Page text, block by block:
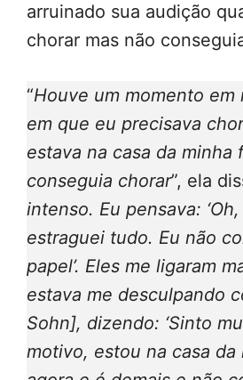
arruinado sua audição
chorar mas não
“Houve um momento em
em que eu precisava
estava na casa da minha
conseguia chorar”, ela
intenso. Eu pensava:
estraguei tudo. Eu não
papel’. Eles me ligaram
estava me desculpando
Sohn], dizendo: ‘Sinto
motivo, estou na casa da